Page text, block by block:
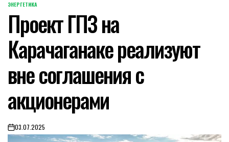
POSTED
IN
ЭНЕРГЕТИКА
Проект ГПЗ на
Карачаганаке реализуют
вне соглашения с
акционерами
on03.07.2025